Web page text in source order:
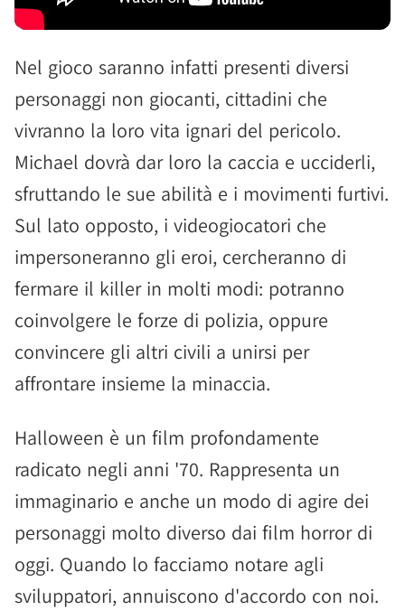
Nel gioco saranno infatti presenti diversi
personaggi non giocanti, cittadini che
vivranno la loro vita ignari del pericolo.
Michael dovrà dar loro la caccia e ucciderli,
sfruttando le sue abilità e i movimenti furtivi.
Sul lato opposto, i videogiocatori che
impersoneranno gli eroi, cercheranno di
fermare il killer in molti modi: potranno
coinvolgere le forze di polizia, oppure
convincere gli altri civili a unirsi per
affrontare insieme la minaccia.
Halloween è un film profondamente
radicato negli anni '70. Rappresenta un
immaginario e anche un modo di agire dei
personaggi molto diverso dai film horror di
oggi. Quando lo facciamo notare agli
sviluppatori, annuiscono d'accordo con noi.